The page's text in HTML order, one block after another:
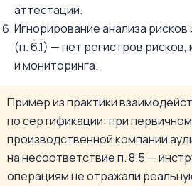
аттестации.
Игнорирование анализа
(п. 6.1) — нет регистров
и мониторинга.
Пример из практики
по сертификации: при
производственной компании
на несоответствие п. 8.5 —
операциям не отражали